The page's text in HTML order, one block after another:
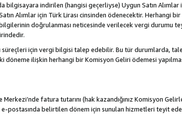
indirilen (hangisi geçerliyse) Uygun Satın Alımlar
Alımlar için Türk Lirası cinsinden ödenecektir. Herhangi bir
doğrulanması neticesinde verilecek vergi durumu
süreçleri için vergi bilgisi talep edebilir. Bu tür durumlarda,
ilişkin herhangi bir Komisyon Geliri ödemesi
fatura tutarını (hak kazandığınız Komisyon
e-postasında belirtilen dönem için sunulan hizmetleri teyit